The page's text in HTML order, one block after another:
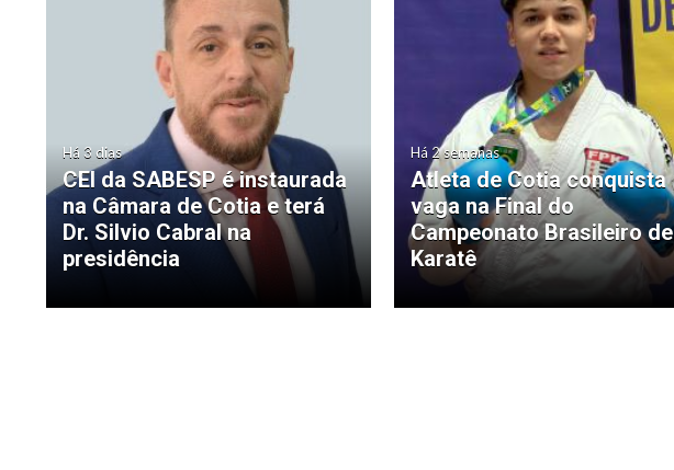
Há 3 dias
CEI da SABESP é instaurada
na Câmara de Cotia e terá
Dr. Silvio Cabral na
presidência
Há 2 semanas
Atleta de Cotia conquista
vaga na Final do
Campeonato Brasileiro de
Karatê